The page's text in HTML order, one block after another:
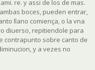
re. y assi de los de mas.
boces, pueden entrar,
llano comiença, o la vna
diuerso, repitiendole para
contrapunto sobre canto de
y a vezes no